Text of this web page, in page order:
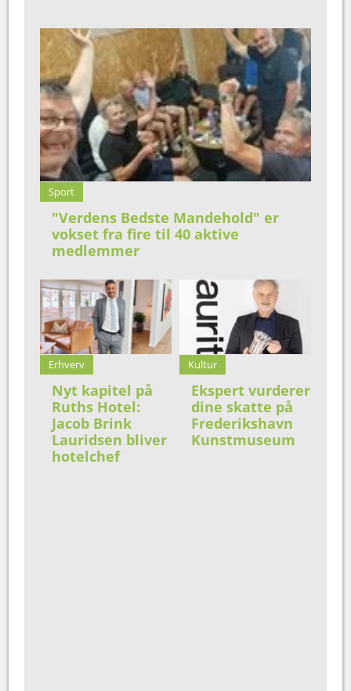
Sport
"Verdens Bedste Mandehold" er
vokset fra fire til 40 aktive
medlemmer
Erhverv
Nyt kapitel på
Ruths Hotel:
Jacob Brink
Lauridsen bliver
hotelchef
Kultur
Ekspert vurderer
dine skatte på
Frederikshavn
Kunstmuseum